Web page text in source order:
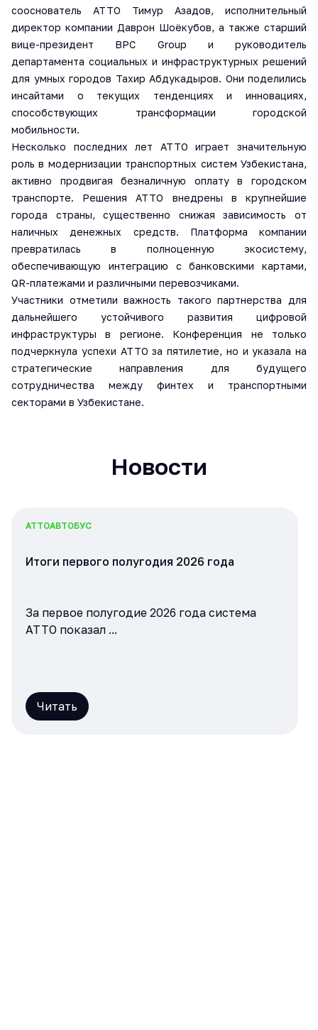
сооснователь ATTO Тимур Азадов, исполнительный
директор компании Даврон Шоёкубов, а также старший
вице-президент BPC Group и руководитель
департамента социальных и инфраструктурных решений
для умных городов Тахир Абдукадыров. Они поделились
инсайтами о текущих тенденциях и инновациях,
способствующих трансформации городской
мобильности.
Несколько последних лет ATTO играет значительную
роль в модернизации транспортных систем Узбекистана,
активно продвигая безналичную оплату в городском
транспорте. Решения ATTO внедрены в крупнейшие
города страны, существенно снижая зависимость от
наличных денежных средств. Платформа компании
превратилась в полноценную экосистему,
обеспечивающую интеграцию с банковскими картами,
QR-платежами и различными перевозчиками.
Участники отметили важность такого партнерства для
дальнейшего устойчивого развития цифровой
инфраструктуры в регионе. Конференция не только
подчеркнула успехи ATTO за пятилетие, но и указала на
стратегические направления для будущего
сотрудничества между финтех и транспортными
секторами в Узбекистане.
Новости
АТТОАВТОБУС
Итоги первого полугодия 2026 года
За первое полугодие 2026 года система
ATTO показал ...
Читать